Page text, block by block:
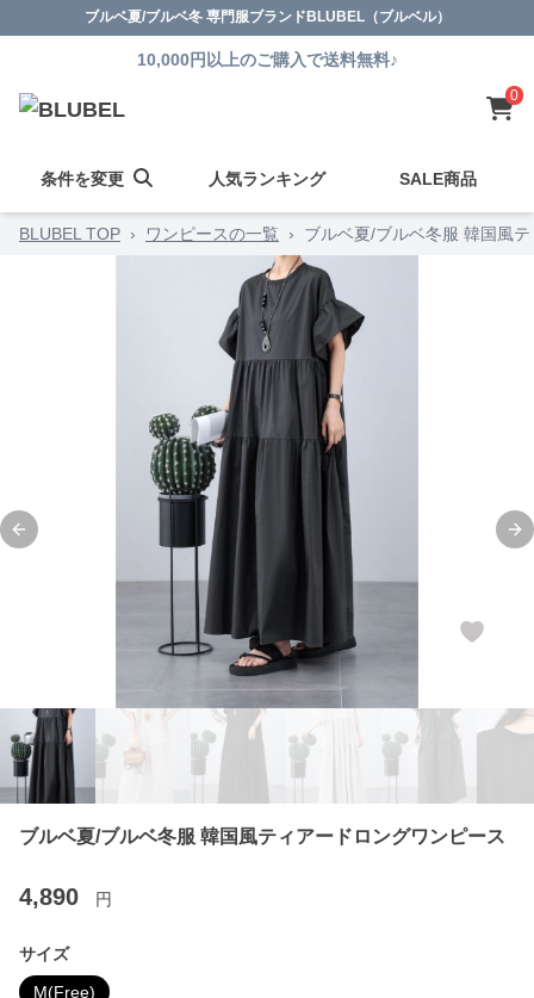
ブルベ夏/ブルベ冬 専門服ブランドBLUBEL（ブルベル）
10,000円以上のご購入で送料無料♪
0
条件を変更 人気ランキング SALE商品
BLUBEL TOP › ワンピースの一覧 › ブルベ夏/ブルベ冬服 韓国風
Previous slide
ブルベ夏/ブルベ冬服 韓国風ティアードロングワンピース
4,890 円
サイズ
M(Free)